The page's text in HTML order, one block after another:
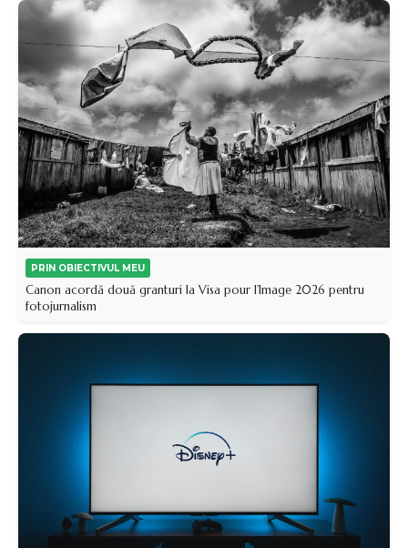
PRIN OBIECTIVUL MEU
Canon acordă două granturi la Visa pour l’Image 2026 pentru
fotojurnalism